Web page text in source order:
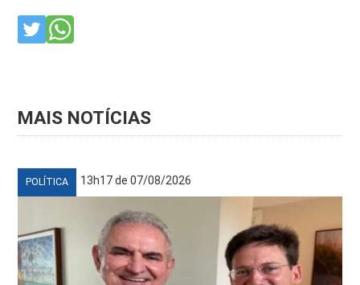
MAIS NOTÍCIAS
POLÍTICA 13h17 de 07/08/2026